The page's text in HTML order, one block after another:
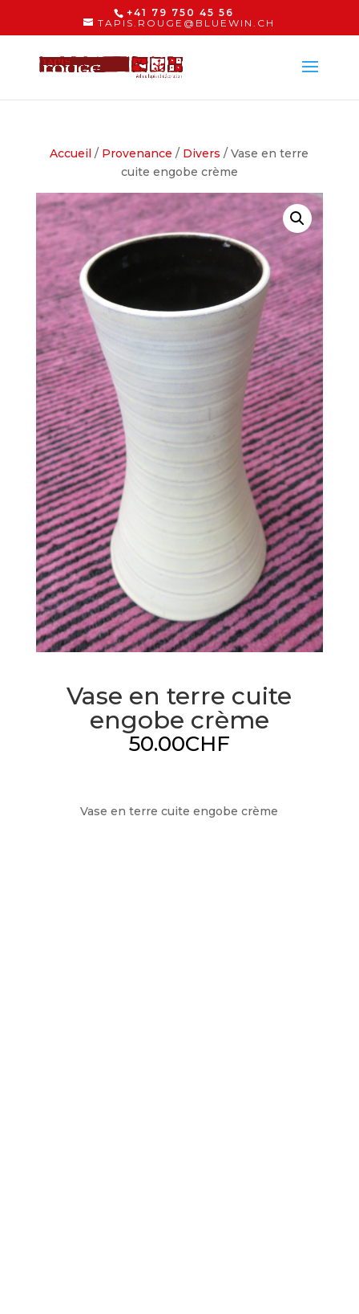
+41 79 750 45 56
TAPIS.ROUGE@BLUEWIN.CH
Accueil / Provenance / Divers / Vase en terre
cuite engobe crème
Vase en terre cuite
engobe crème
50.00CHF
Vase en terre cuite engobe crème